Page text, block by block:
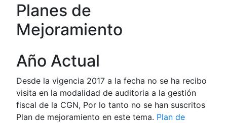
Planes de
Mejoramiento
Año Actual
Desde la vigencia 2017 a la fecha no se ha recibo
visita en la modalidad de auditoria a la gestión
fiscal de la CGN, Por lo tanto no se han suscritos
Plan de mejoramiento en este tema. Plan de